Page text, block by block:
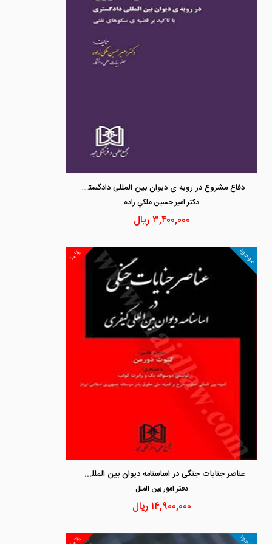
دفاع مشروع در رویه ی دیوان بین المللی دادگستری «با تاکید بر قضیه ی سکوهای نفتی»(
دكتر امير حسين ملكي زاده
۳,۴۰۰,۰۰۰ریال
۱۰% موجود
عناصر جنایات جنگی در اساسنامه دیوان بین المللی کیفری
دفتر امور بين الملل
۱۴,۹۰۰,۰۰۰ ریال